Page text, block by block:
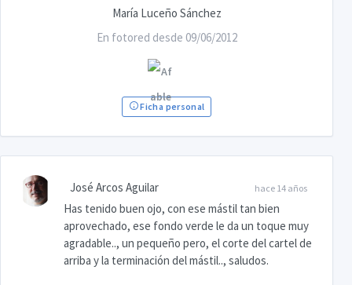
María Luceño Sánchez
En fotored desde 09/06/2012
Ficha personal
hace 14 años
José Arcos Aguilar
Has tenido buen ojo, con ese mástil tan bien
aprovechado, ese fondo verde le da un toque muy
agradable.., un pequeño pero, el corte del cartel de
arriba y la terminación del mástil.., saludos.